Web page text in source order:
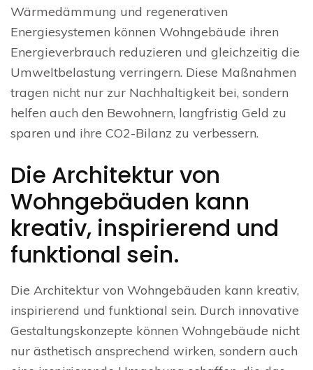
Wärmedämmung und regenerativen
Energiesystemen können Wohngebäude ihren
Energieverbrauch reduzieren und gleichzeitig die
Umweltbelastung verringern. Diese Maßnahmen
tragen nicht nur zur Nachhaltigkeit bei, sondern
helfen auch den Bewohnern, langfristig Geld zu
sparen und ihre CO2-Bilanz zu verbessern.
Die Architektur von
Wohngebäuden kann
kreativ, inspirierend und
funktional sein.
Die Architektur von Wohngebäuden kann kreativ,
inspirierend und funktional sein. Durch innovative
Gestaltungskonzepte können Wohngebäude nicht
nur ästhetisch ansprechend wirken, sondern auch